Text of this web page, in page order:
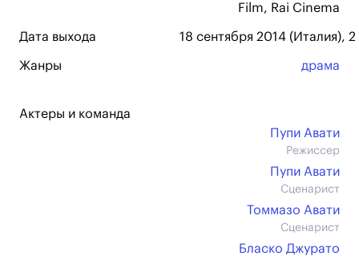
Film, Rai Cinema
Дата выхода 18 сентября 2014 (Италия),
Жанры драма
Актеры и команда
Пупи Авати
Режиссер
Пупи Авати
Сценарист
Томмазо Авати
Сценарист
Бласко Джурато